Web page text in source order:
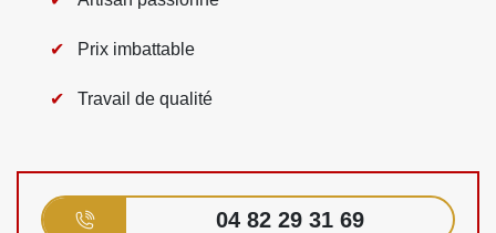
Prix imbattable
Travail de qualité
04 82 29 31 69